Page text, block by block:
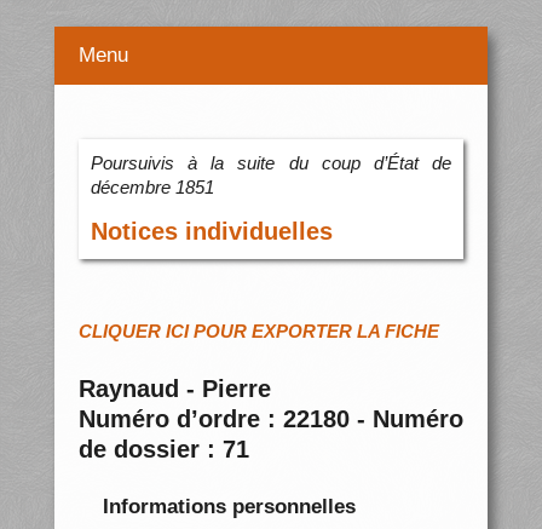
Menu
Poursuivis à la suite du coup d’État de
décembre 1851
Notices individuelles
CLIQUER ICI POUR EXPORTER LA FICHE
Raynaud - Pierre
Numéro d’ordre : 22180 - Numéro
de dossier : 71
Informations personnelles